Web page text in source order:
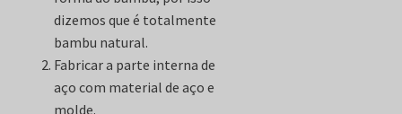
dizemos que é totalmente
bambu natural.
Fabricar a parte interna de
aço com material de aço e
molde.